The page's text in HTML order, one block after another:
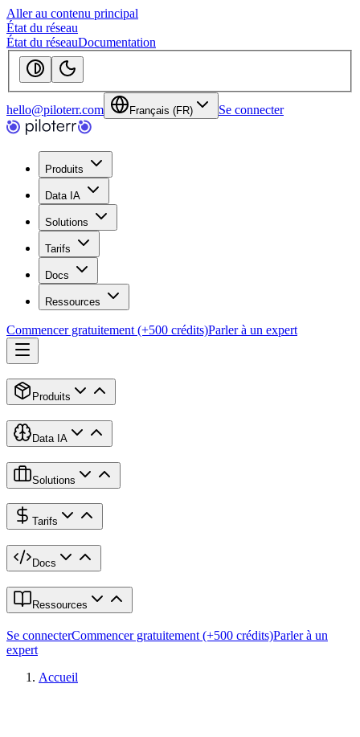
Aller au contenu principal
État du réseau
État du réseauDocumentation
hello@piloterr.com Français (FR) Se connecter
Produits
Data IA
Solutions
Tarifs
Docs
Ressources
Commencer gratuitement (+500 crédits)Parler à un expert
Produits
Data IA
Solutions
Tarifs
Docs
Ressources
Se connecterCommencer gratuitement (+500 crédits)Parler à un
expert
Accueil